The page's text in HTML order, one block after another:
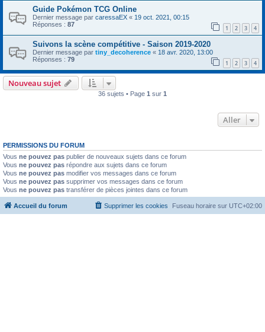
Guide Pokémon TCG Online
Dernier message par caressaEX « 19 oct. 2021, 00:15
Réponses : 87 1 2 3 4
Suivons la scène compétitive - Saison 2019-2020
Dernier message par tiny_decoherence « 18 avr. 2020, 13:00
Réponses : 79 1 2 3 4
Nouveau sujet
36 sujets • Page 1 sur 1
Aller
PERMISSIONS DU FORUM
Vous ne pouvez pas publier de nouveaux sujets dans ce forum
Vous ne pouvez pas répondre aux sujets dans ce forum
Vous ne pouvez pas modifier vos messages dans ce forum
Vous ne pouvez pas supprimer vos messages dans ce forum
Vous ne pouvez pas transférer de pièces jointes dans ce forum
Accueil du forum Fuseau horaire sur UTC+02:00
Supprimer les cookies